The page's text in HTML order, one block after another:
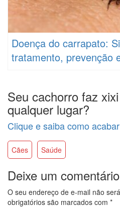
Doença do carrapato:
tratamento, prevenção
Seu cachorro faz
qualquer lugar?
Clique e saiba como
Cães Saúde
Deixe um comentário
O seu endereço de e-mail não
obrigatórios são marcados com *